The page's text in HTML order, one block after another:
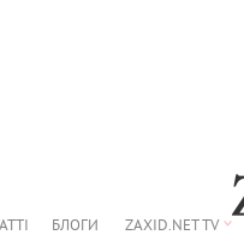
БЛОГИ ZAXID.NET TV